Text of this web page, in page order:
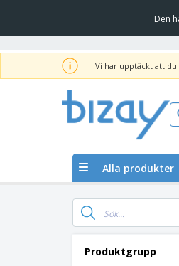
Den
Vi har upptäckt att
Alla produkter
Produktgrupp